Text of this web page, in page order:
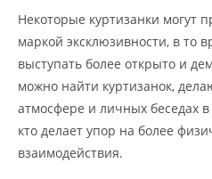
Некоторые куртизанки могут
маркой эксклюзивности, в то
выступать более открыто и
можно найти куртизанок,
атмосфере и личных беседах
кто делает упор на более
взаимодействия.